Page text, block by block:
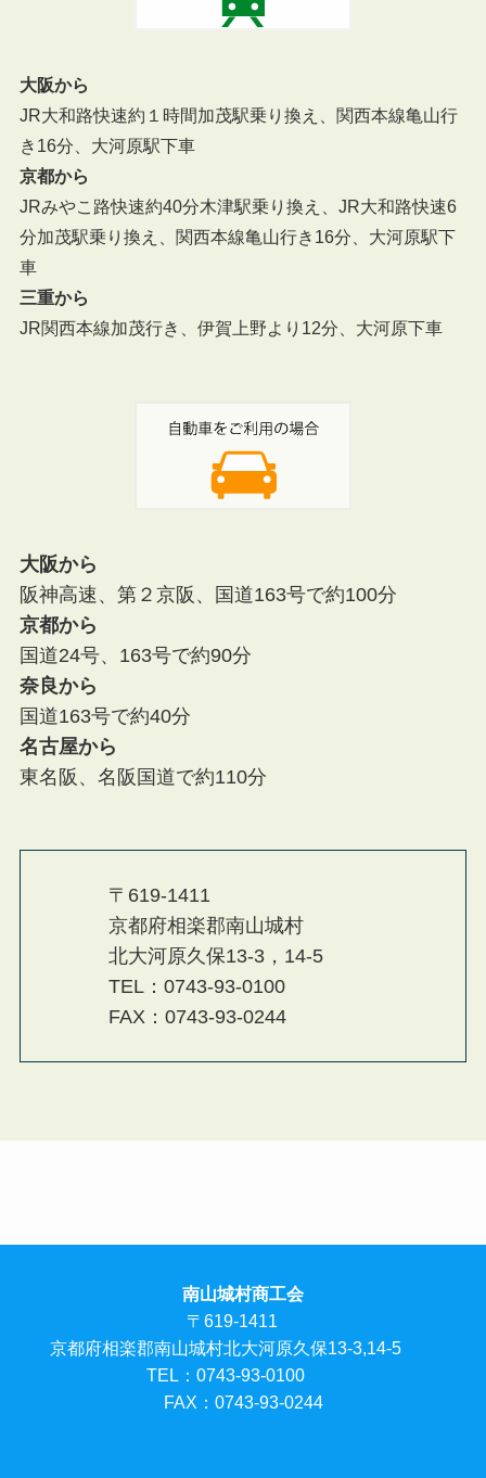
大阪から
JR大和路快速約１時間加茂駅乗り換え、関西本線亀山行
き16分、大河原駅下車
京都から
JRみやこ路快速約40分木津駅乗り換え、JR大和路快速6
分加茂駅乗り換え、関西本線亀山行き16分、大河原駅下
車
三重から
JR関西本線加茂行き、伊賀上野より12分、大河原下車
大阪から
阪神高速、第２京阪、国道163号で約100分
京都から
国道24号、163号で約90分
奈良から
国道163号で約40分
名古屋から
東名阪、名阪国道で約110分
〒619-1411
京都府相楽郡南山城村
北大河原久保13-3，14-5
TEL：0743-93-0100
FAX：0743-93-0244
南山城村商工会
〒619-1411
京都府相楽郡南山城村北大河原久保13-3,14-5
TEL：0743-93-0100
FAX：0743-93-0244